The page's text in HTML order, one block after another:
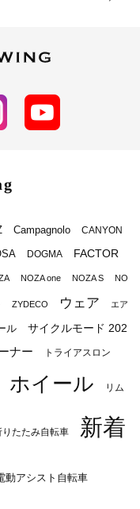
Campagnolo CANYON
DOGMA FACTOR
NOZA one NOZA S NO
ZYDECO ウェア エア
ル
サイクルモード 202
ナー トライアスロン
ホイール リム
りたたみ自転車
新着
動アシスト自転車